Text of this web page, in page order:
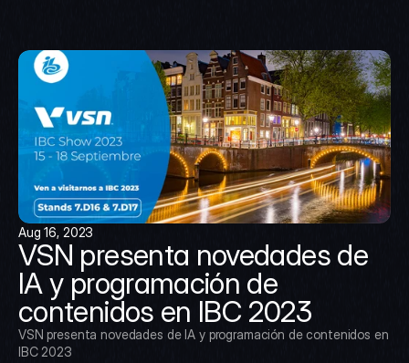
Aug 16, 2023
VSN presenta novedades de
IA y programación de
contenidos en IBC 2023
VSN presenta novedades de IA y programación de contenidos en
IBC 2023